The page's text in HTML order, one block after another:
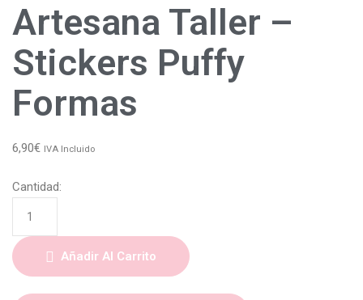
Artesana Taller –
Stickers Puffy
Formas
6,90€ IVA Incluido
Cantidad:
Añadir Al Carrito